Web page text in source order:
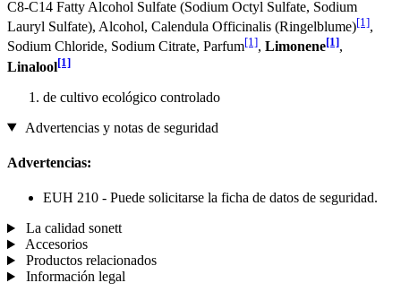
C8-C14 Fatty Alcohol Sulfate (Sodium Octyl Sulfate, Sodium
Lauryl Sulfate), Alcohol, Calendula Officinalis (Ringelblume)[1],
Sodium Chloride, Sodium Citrate, Parfum[1], Limonene[1],
Linalool[1]
de cultivo ecológico controlado
Advertencias y notas de seguridad
Advertencias:
EUH 210 - Puede solicitarse la ficha de datos de seguridad.
La calidad sonett
Accesorios
Productos relacionados
Información legal